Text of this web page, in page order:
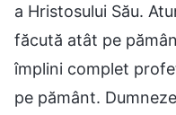
a Hristosului Său.
făcută atât pe
împlini complet
pe pământ.